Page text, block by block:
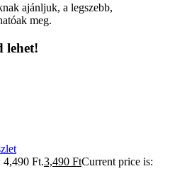
ajánljuk, a legszebb,
meg.
lehet!
4,490 Ft.3,490 FtCurrent price is: